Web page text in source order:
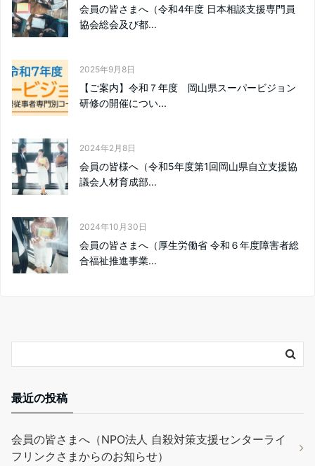
会員の皆さまへ（令和4年度 日本相談支援専門員
協会総会及び都...
2025年9月8日
【ご案内】令和７年度 岡山県スーパービジョン
研修の開催につい...
2024年2月8日
会員の皆様へ（令和5年度第1回岡山県自立支援協
議会人材育成部...
2024年10月30日
会員の皆さまへ（厚生労働省 令和６年度障害者総
合福祉推進事業...
最近の投稿
会員の皆さまへ（NPO法人 自殺対策支援センターライ
フリンクさまからのお知らせ）